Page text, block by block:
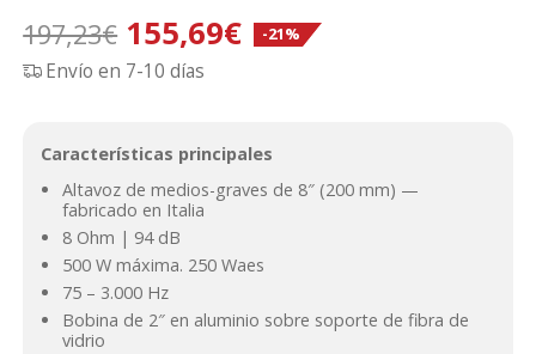
197,23€ El
precio
era:
197,23€.
155,69€El
es:
-21%
Envío en 7-10 días
Características principales
Altavoz de medios-graves de 8″ (200 mm) —
fabricado en Italia
8 Ohm | 94 dB
500 W máxima. 250 Waes
75 – 3.000 Hz
Bobina de 2″ en aluminio sobre soporte de fibra de
vidrio